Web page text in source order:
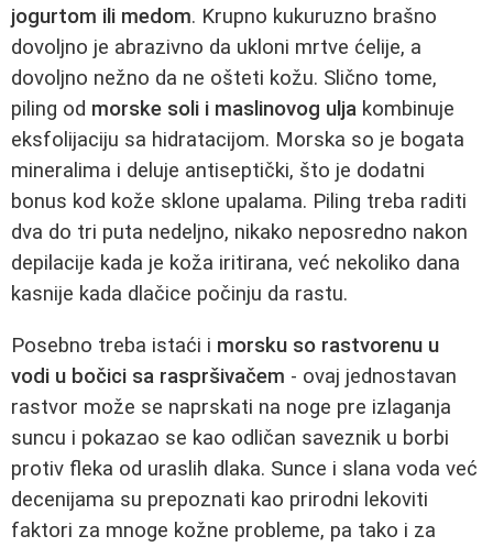
jogurtom ili medom. Krupno kukuruzno brašno
dovoljno je abrazivno da ukloni mrtve ćelije, a
dovoljno nežno da ne ošteti kožu. Slično tome,
piling od morske soli i maslinovog ulja kombinuje
eksfolijaciju sa hidratacijom. Morska so je bogata
mineralima i deluje antiseptički, što je dodatni
bonus kod kože sklone upalama. Piling treba raditi
dva do tri puta nedeljno, nikako neposredno nakon
depilacije kada je koža iritirana, već nekoliko dana
kasnije kada dlačice počinju da rastu.
Posebno treba istaći i morsku so rastvorenu u
vodi u bočici sa raspršivačem - ovaj jednostavan
rastvor može se naprskati na noge pre izlaganja
suncu i pokazao se kao odličan saveznik u borbi
protiv fleka od uraslih dlaka. Sunce i slana voda već
decenijama su prepoznati kao prirodni lekoviti
faktori za mnoge kožne probleme, pa tako i za